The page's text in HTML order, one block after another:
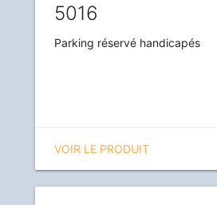
5016
Parking réservé handicapés
VOIR LE PRODUIT